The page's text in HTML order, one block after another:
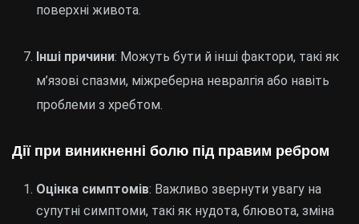
поверхні живота.
Інші причини: Можуть бути й інші фактори, такі як
м’язові спазми, міжреберна невралгія або навіть
проблеми з хребтом.
Дії при виникненні болю під правим ребром
Оцінка симптомів: Важливо звернути увагу на
супутні симптоми, такі як нудота, блювота, зміна